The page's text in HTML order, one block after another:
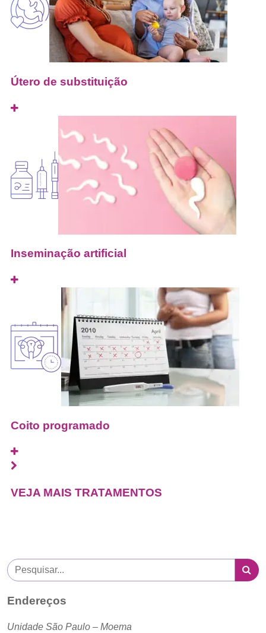
Útero de substituição
Inseminação artificial
Coito programado
VEJA MAIS TRATAMENTOS
Endereços
Unidade São Paulo – Moema